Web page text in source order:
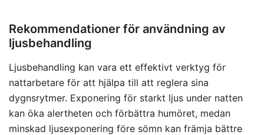
Rekommendationer för användning av
ljusbehandling
Ljusbehandling kan vara ett effektivt verktyg för
nattarbetare för att hjälpa till att reglera sina
dygnsrytmer. Exponering för starkt ljus under natten
kan öka alertheten och förbättra humöret, medan
minskad ljusexponering före sömn kan främja bättre